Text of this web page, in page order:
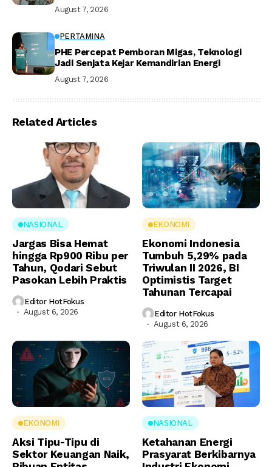
August 7, 2026
PERTAMINA
PHE Percepat Pemboran Migas, Teknologi
Jadi Senjata Kejar Kemandirian Energi
August 7, 2026
Related Articles
NASIONAL
Jargas Bisa Hemat
hingga Rp900 Ribu per
Tahun, Qodari Sebut
Pasokan Lebih Praktis
Editor HotFokus
August 6, 2026
EKONOMI
Ekonomi Indonesia
Tumbuh 5,29% pada
Triwulan II 2026, BI
Optimistis Target
Tahunan Tercapai
Editor HotFokus
August 6, 2026
EKONOMI
Aksi Tipu-Tipu di
Sektor Keuangan Naik,
NASIONAL
Ketahanan Energi
Prasyarat Berkibarnya